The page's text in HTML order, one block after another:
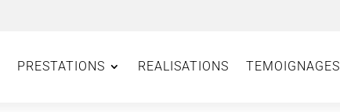
PRESTATIONS REALISATIONS TEMOIGNAGES